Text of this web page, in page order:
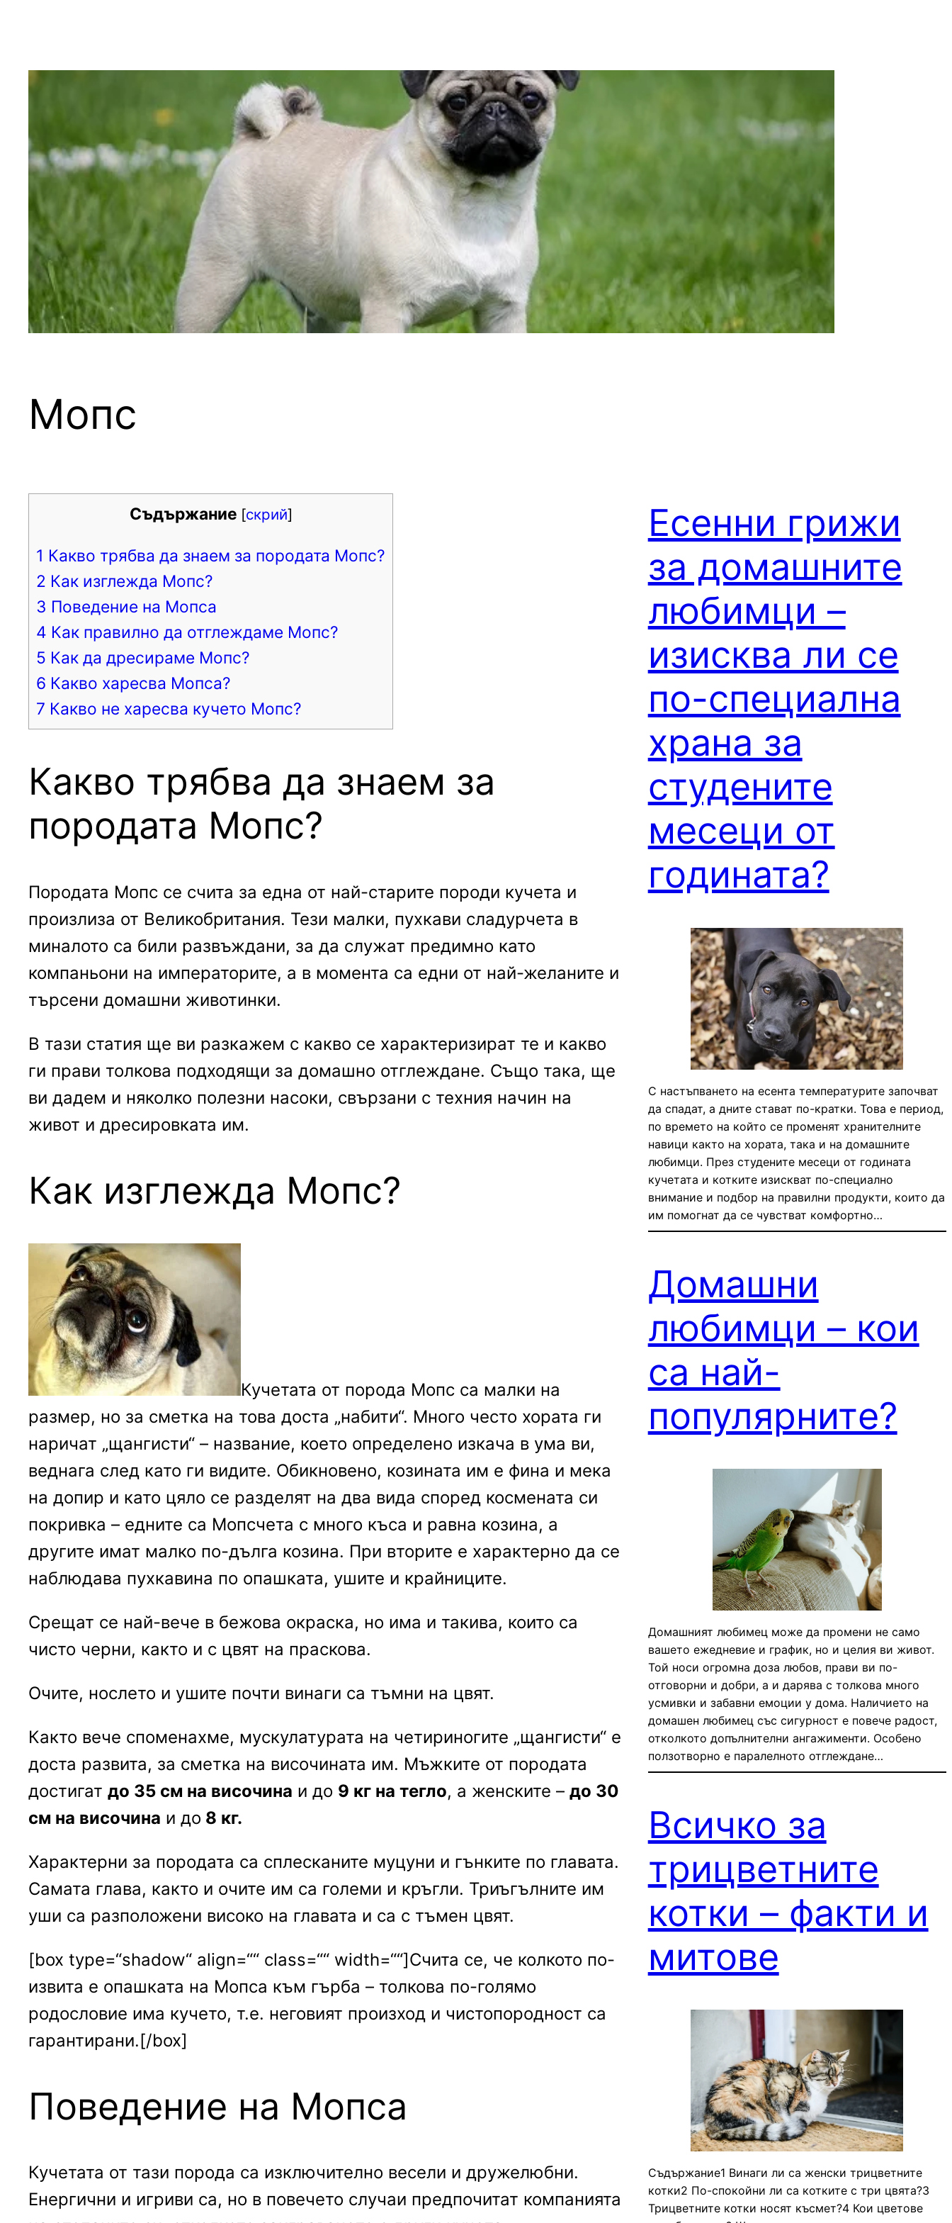
Мопс
Съдържание [скрий]
1 Какво трябва да знаем за породата Мопс?
2 Как изглежда Мопс?
3 Поведение на Мопса
4 Как правилно да отглеждаме Мопс?
5 Как да дресираме Мопс?
6 Какво харесва Мопса?
7 Какво не харесва кучето Мопс?
Какво трябва да знаем за
породата Мопс?
Породата Мопс се счита за една от най-старите породи кучета и
произлиза от Великобритания. Тези малки, пухкави сладурчета в
миналото са били развъждани, за да служат предимно като
компаньони на императорите, а в момента са едни от най-желаните и
търсени домашни животинки.
В тази статия ще ви разкажем с какво се характеризират те и какво
ги прави толкова подходящи за домашно отглеждане. Също така, ще
ви дадем и няколко полезни насоки, свързани с техния начин на
живот и дресировката им.
Как изглежда Мопс?
Кучетата от порода Мопс са малки на
размер, но за сметка на това доста „набити“. Много често хората ги
наричат „щангисти“ – название, което определено изкача в ума ви,
веднага след като ги видите. Обикновено, козината им е фина и мека
на допир и като цяло се разделят на два вида според космената си
покривка – едните са Мопсчета с много къса и равна козина, а
другите имат малко по-дълга козина. При вторите е характерно да се
наблюдава пухкавина по опашката, ушите и крайниците.
Срещат се най-вече в бежова окраска, но има и такива, които са
чисто черни, както и с цвят на праскова.
Очите, нослето и ушите почти винаги са тъмни на цвят.
Както вече споменахме, мускулатурата на четириногите „щангисти“ е
доста развита, за сметка на височината им. Мъжките от породата
достигат до 35 см на височина и до 9 кг на тегло, а женските – до 30
см на височина и до 8 кг.
Характерни за породата са сплесканите муцуни и гънките по главата.
Самата глава, както и очите им са големи и кръгли. Триъгълните им
уши са разположени високо на главата и са с тъмен цвят.
[box type=“shadow“ align=““ class=““ width=““]Счита се, че колкото по-
извита е опашката на Мопса към гърба – толкова по-голямо
родословие има кучето, т.е. неговият произход и чистопородност са
гарантирани.[/box]
Поведение на Мопса
Кучетата от тази порода са изключително весели и дружелюбни.
Енергични и игриви са, но в повечето случаи предпочитат компанията
Есенни грижи
за домашните
любимци –
изисква ли се
по-специална
храна за
студените
месеци от
годината?
С настъпването на есента температурите започват
да спадат, а дните стават по-кратки. Това е период,
по времето на който се променят хранителните
навици както на хората, така и на домашните
любимци. През студените месеци от годината
кучетата и котките изискват по-специално
внимание и подбор на правилни продукти, които да
им помогнат да се чувстват комфортно…
Домашни
любимци – кои
са най-
популярнитe?
Домашният любимец може да промени не само
вашето ежедневие и график, но и целия ви живот.
Той носи огромна доза любов, прави ви по-
отговорни и добри, а и дарява с толкова много
усмивки и забавни емоции у дома. Наличието на
домашен любимец със сигурност е повече радост,
отколкото допълнителни ангажименти. Особено
ползотворно е паралелното отглеждане…
Всичко за
трицветните
котки – факти и
митове
Съдържание1 Винаги ли са женски трицветните
котки2 По-спокойни ли са котките с три цвята?3
Трицветните котки носят късмет?4 Кои цветове